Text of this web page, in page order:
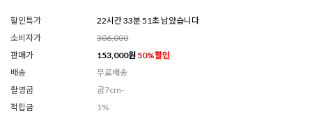
할인특가
22시간 33분 49초 남았습니다
소비자가
306,000
판매가
153,000원 50%할인
배송
무료배송
촬영굽
굽7cm-
적립금
1%